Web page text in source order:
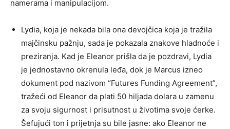
namerama i manipulacijom.
Lydia, koja je nekada bila ona devojčica koja je tražila
majčinsku pažnju, sada je pokazala znakove hladnoće i
preziranja. Kad je Eleanor prišla da je pozdravi, Lydia
je jednostavno okrenula leđa, dok je Marcus izneo
dokument pod nazivom “Futures Funding Agreement”,
tražeći od Eleanor da plati 50 hiljada dolara u zamenu
za svoju sigurnost i prisutnost u životima svoje ćerke.
Šefujući ton i prijetnja su bile jasne: ako Eleanor ne